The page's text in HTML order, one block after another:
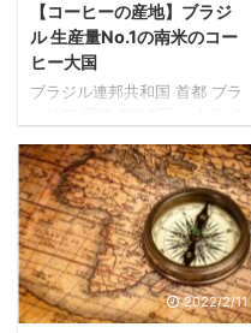
【コーヒーの産地】ブラジ
ル 生産量No.1の南米のコー
ヒー大国
ブラジル連邦共和国 首都 ブラ
ガル語 通貨 レアル ブラジルの
コーヒー豆 ブラジルは南米の
中央に位置する大きな国で、
赤道をまたがり南北半球に広
がっています。 そしてブラジ
ルは国土の半分以上が高原で
大部分は熱帯に属していると
いう国です。 その生産高がコ
2022/2/11